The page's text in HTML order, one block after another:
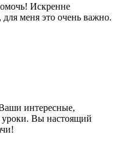
Искренне
меня это очень важно.
интересные,
уроки. Вы настоящий